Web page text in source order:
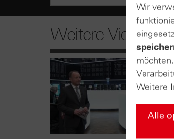
Weitere Videos
Wir
Weitere
Alle